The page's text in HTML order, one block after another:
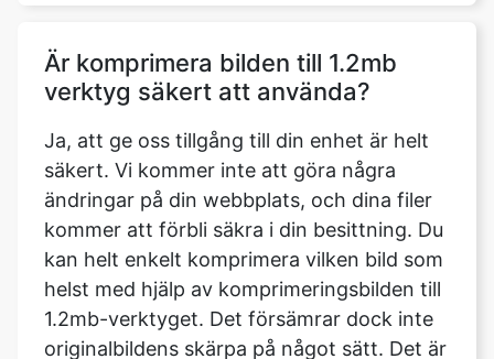
Ja, att ge oss tillgång till din enhet är helt
säkert. Vi kommer inte att göra några
kommer att förbli säkra i din besittning. Du
kan helt enkelt komprimera vilken bild som
helst med hjälp av komprimeringsbilden till
1.2mb-verktyget. Det försämrar dock inte
originalbildens skärpa på något sätt. Det är
helt gratis att använda och kan nås från
vilken dator eller mobil enhet som helst.